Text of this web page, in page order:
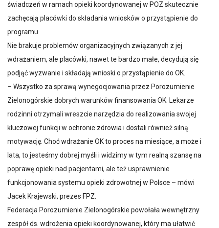
świadczeń w ramach opieki koordynowanej w POZ skutecznie
zachęcają placówki do składania wniosków o przystąpienie do
programu.
Nie brakuje problemów organizacyjnych związanych z jej
wdrażaniem, ale placówki, nawet te bardzo małe, decydują się
podjąć wyzwanie i składają wnioski o przystąpienie do OK.
– Wszystko za sprawą wynegocjowania przez Porozumienie
Zielonogórskie dobrych warunków finansowania OK. Lekarze
rodzinni otrzymali wreszcie narzędzia do realizowania swojej
kluczowej funkcji w ochronie zdrowia i dostali również silną
motywację. Choć wdrażanie OK to proces na miesiące, a może i
lata, to jesteśmy dobrej myśli i widzimy w tym realną szansę na
poprawę opieki nad pacjentami, ale też usprawnienie
funkcjonowania systemu opieki zdrowotnej w Polsce – mówi
Jacek Krajewski, prezes FPZ.
Federacja Porozumienie Zielonogórskie powołała wewnętrzny
zespół ds. wdrożenia opieki koordynowanej, który ma ułatwić